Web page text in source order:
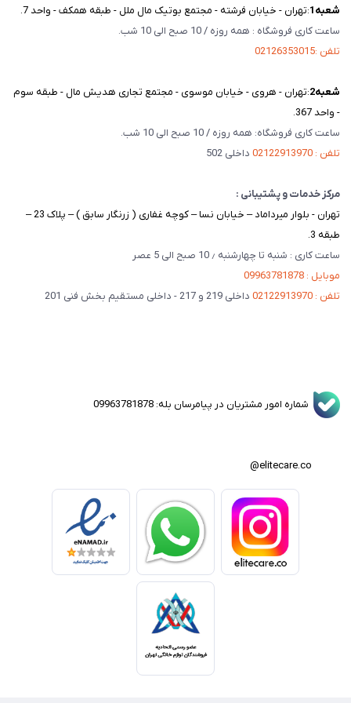
شعبه‌1 :تهران - خیابان فرشته - مجتمع بوتیک مال ملل - طبقه همکف - واحد 7.
ساعت کاری فروشگاه : همه روزه / 10 صبح الی 10 شب.
تلفن :02126353015
شعبه‌2 :تهران - هروی - خیابان موسوی - مجتمع تجاری هدیش مال - طبقه سوم
- واحد 367.
ساعت کاری فروشگاه: همه روزه / 10 صبح الی 10 شب.
تلفن : 02122913970
داخلی 502
مرکز خدمات و پشتیبانی :
تهران - بلوار میرداماد – خیابان نسا – کوچه غفاری ( زرنگار سابق ) – پلاک 23 –
طبقه 3.
ساعت کاری : شنبه تا چهارشنبه ٫ 10 صبح الی 5 عصر
موبایل : 09963781878
تلفن : 02122913970
داخلی 219 و 217 - داخلی مستقیم بخش فنی 201
شماره امور مشتریان در پیامرسان بله: 09963781878